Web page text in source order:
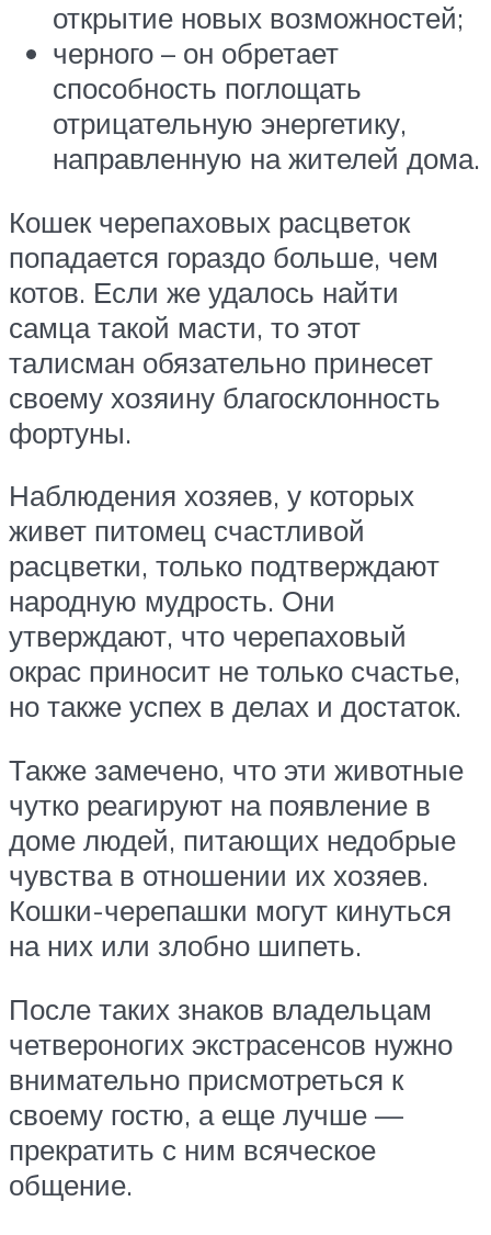
открытие новых возможностей;
черного – он обретает
способность поглощать
отрицательную энергетику,
направленную на жителей дома.
Кошек черепаховых расцветок
попадается гораздо больше, чем
котов. Если же удалось найти
самца такой масти, то этот
талисман обязательно принесет
своему хозяину благосклонность
фортуны.
Наблюдения хозяев, у которых
живет питомец счастливой
расцветки, только подтверждают
народную мудрость. Они
утверждают, что черепаховый
окрас приносит не только счастье,
но также успех в делах и достаток.
Также замечено, что эти животные
чутко реагируют на появление в
доме людей, питающих недобрые
чувства в отношении их хозяев.
Кошки-черепашки могут кинуться
на них или злобно шипеть.
После таких знаков владельцам
четвероногих экстрасенсов нужно
внимательно присмотреться к
своему гостю, а еще лучше —
прекратить с ним всяческое
общение.